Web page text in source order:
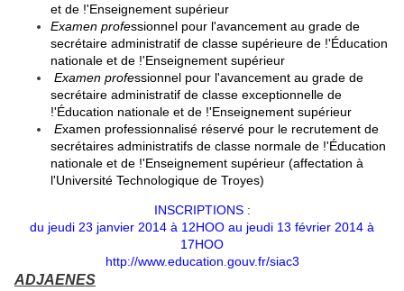
et de !'Enseignement supérieur
Examen professionnel pour l'avancement au grade de
secrétaire administratif de classe supérieure de !'Éducation
nationale et de !'Enseignement supérieur
Examen professionnel pour l'avancement au grade de
secrétaire administratif de classe exceptionnelle de
!'Éducation nationale et de !'Enseignement supérieur
Examen professionnalisé réservé pour le recrutement de
secrétaires administratifs de classe normale de !'Éducation
nationale et de !'Enseignement supérieur (affectation à
l'Université Technologique de Troyes)
INSCRIPTIONS :
du jeudi 23 janvier 2014 à 12HOO au jeudi 13 février 2014 à
17HOO
http://www.education.gouv.fr/siac3
ADJAENES